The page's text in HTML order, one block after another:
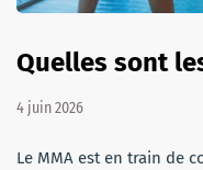
Quelles sont
4 juin 2026
Le MMA est en train de